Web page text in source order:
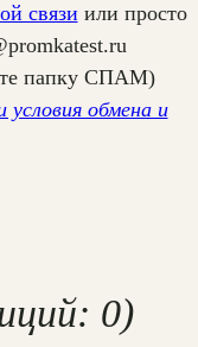
связи или просто
папку СПАМ)
обмена и
0)